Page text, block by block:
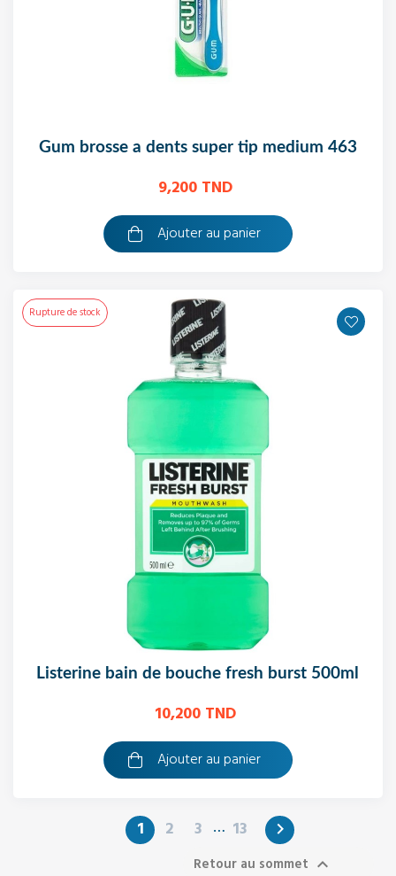
gum brosse a dents super tip medium 463
9,200 TND
Ajouter au panier
Rupture de stock
listerine bain de bouche fresh burst 500ml
10,200 TND
Ajouter au panier
1 2 3 … 13

Retour au sommet 